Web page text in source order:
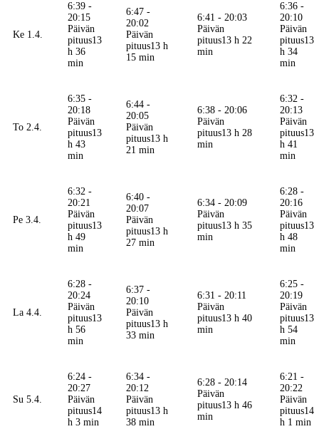
Ke 1.4.
6:39 -
20:15
Päivän
pituus13
h 36
min
6:47 -
20:02
Päivän
pituus13 h
15 min
6:41 - 20:03
Päivän
pituus13 h 22
min
6:36 -
20:10
Päivän
pituus13
h 34
min
To 2.4.
6:35 -
20:18
Päivän
pituus13
h 43
min
6:44 -
20:05
Päivän
pituus13 h
21 min
6:38 - 20:06
Päivän
pituus13 h 28
min
6:32 -
20:13
Päivän
pituus13
h 41
min
Pe 3.4.
6:32 -
20:21
Päivän
pituus13
h 49
min
6:40 -
20:07
Päivän
pituus13 h
27 min
6:34 - 20:09
Päivän
pituus13 h 35
min
6:28 -
20:16
Päivän
pituus13
h 48
min
La 4.4.
6:28 -
20:24
Päivän
pituus13
h 56
min
6:37 -
20:10
Päivän
pituus13 h
33 min
6:31 - 20:11
Päivän
pituus13 h 40
min
6:25 -
20:19
Päivän
pituus13
h 54
min
Su 5.4.
6:24 -
20:27
Päivän
pituus14
h 3 min
6:34 -
20:12
Päivän
pituus13 h
38 min
6:28 - 20:14
Päivän
pituus13 h 46
min
6:21 -
20:22
Päivän
pituus14
h 1 min